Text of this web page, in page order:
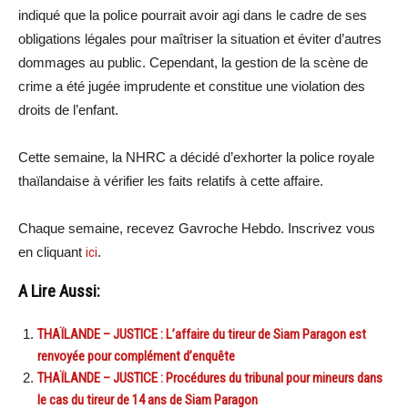
indiqué que la police pourrait avoir agi dans le cadre de ses
obligations légales pour maîtriser la situation et éviter d’autres
dommages au public. Cependant, la gestion de la scène de
crime a été jugée imprudente et constitue une violation des
droits de l’enfant.
Cette semaine, la NHRC a décidé d’exhorter la police royale
thaïlandaise à vérifier les faits relatifs à cette affaire.
Chaque semaine, recevez Gavroche Hebdo. Inscrivez vous
en cliquant ici.
A Lire Aussi:
THAÏLANDE – JUSTICE : L’affaire du tireur de Siam Paragon est
renvoyée pour complément d’enquête
THAÏLANDE – JUSTICE : Procédures du tribunal pour mineurs dans
le cas du tireur de 14 ans de Siam Paragon